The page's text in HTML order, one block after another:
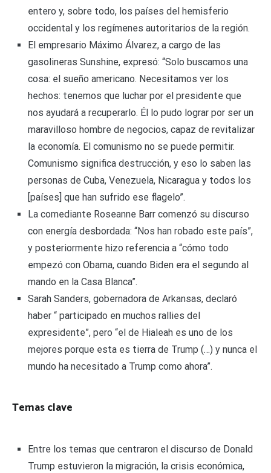
entero y, sobre todo, los países del hemisferio
occidental y los regímenes autoritarios de la región.
El empresario Máximo Álvarez, a cargo de las
gasolineras Sunshine, expresó: “Solo buscamos una
cosa: el sueño americano. Necesitamos ver los
hechos: tenemos que luchar por el presidente que
nos ayudará a recuperarlo. Él lo pudo lograr por ser un
maravilloso hombre de negocios, capaz de revitalizar
la economía. El comunismo no se puede permitir.
Comunismo significa destrucción, y eso lo saben las
personas de Cuba, Venezuela, Nicaragua y todos los
[países] que han sufrido ese flagelo”.
La comediante Roseanne Barr comenzó su discurso
con energía desbordada: “Nos han robado este país”,
y posteriormente hizo referencia a “cómo todo
empezó con Obama, cuando Biden era el segundo al
mando en la Casa Blanca”.
Sarah Sanders, gobernadora de Arkansas, declaró
haber “ participado en muchos rallies del
expresidente”, pero “el de Hialeah es uno de los
mejores porque esta es tierra de Trump (…) y nunca el
mundo ha necesitado a Trump como ahora”.
Temas clave
Entre los temas que centraron el discurso de Donald
Trump estuvieron la migración, la crisis económica,